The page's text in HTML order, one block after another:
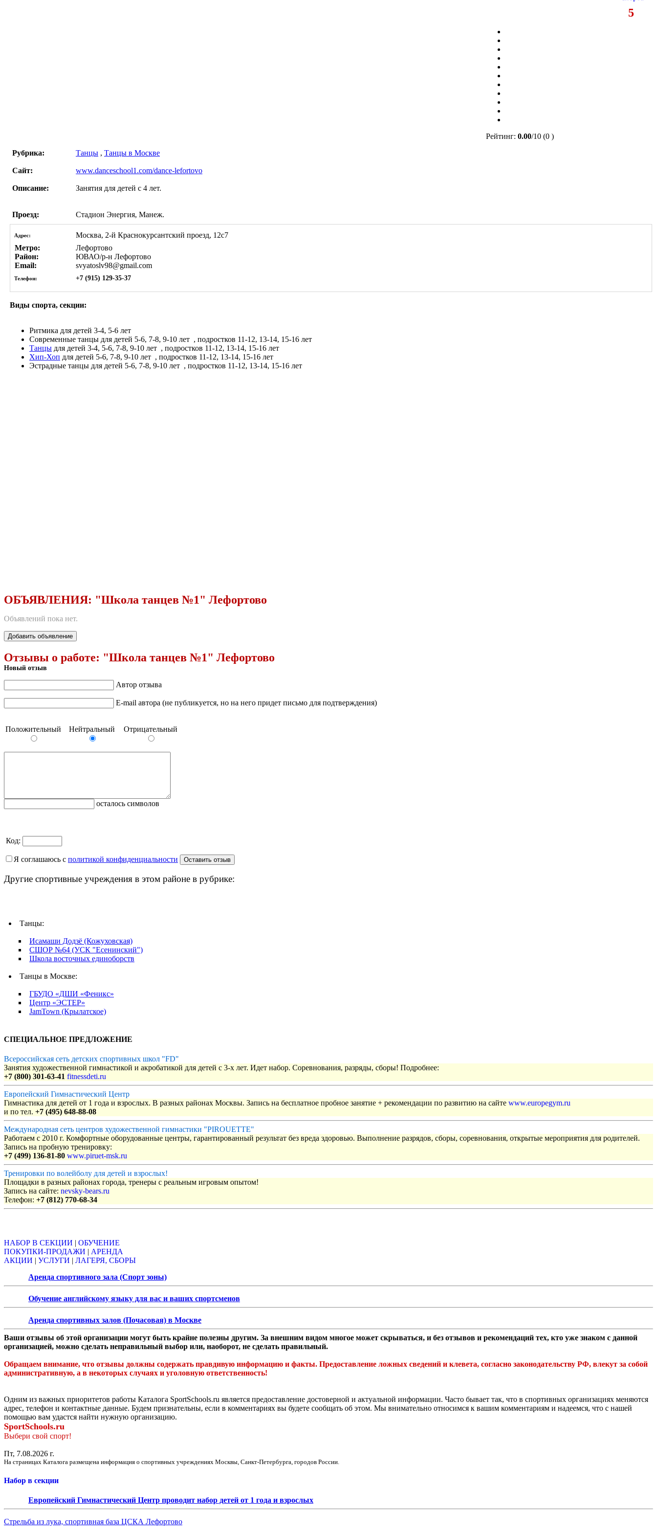
5
Рейтинг: 0.00/10 (0 )
Рубрика:
Танцы , Танцы в Москве
Сайт: www.danceschool1.com/dance-lefortovo
Описание: Занятия для детей с 4 лет.
Проезд: Стадион Энергия, Манеж.
Адрес:
Москва, 2-й Краснокурсантский проезд, 12с7
Метро:
Лефортово
Район:
ЮВАО/р-н Лефортово
Email:
svyatoslv98@gmail.com
Телефон: +7 (915) 129-35-37
Виды спорта, секции:
Ритмика для детей 3-4, 5-6 лет
Современные танцы для детей 5-6, 7-8, 9-10 лет , подростков 11-12, 13-14, 15-16 лет
Танцы для детей 3-4, 5-6, 7-8, 9-10 лет , подростков 11-12, 13-14, 15-16 лет
Хип-Хоп для детей 5-6, 7-8, 9-10 лет , подростков 11-12, 13-14, 15-16 лет
Эстрадные танцы для детей 5-6, 7-8, 9-10 лет , подростков 11-12, 13-14, 15-16 лет
ОБЪЯВЛЕНИЯ: "Школа танцев №1" Лефортово
Объявлений пока нет.
Добавить объявление
Отзывы о работе: "Школа танцев №1" Лефортово
Новый отзыв
Автор отзыва
E-mail автора (не публикуется, но на него придет письмо для подтверждения)
Положительный Нейтральный Отрицательный
осталось символов
Код:
Я соглашаюсь с политикой конфиденциальности
Другие спортивные учреждения в этом районе в рубрике:
Танцы:
Исамаши Додзё (Кожуховская)
СШОР №64 (УСК "Есенинский")
Школа восточных единоборств
Танцы в Москве:
ГБУДО «ДШИ «Феникс»
Центр «ЭСТЕР»
JamTown (Крылатское)
СПЕЦИАЛЬНОЕ ПРЕДЛОЖЕНИЕ
Всероссийская сеть детских спортивных школ "FD"
Занятия художественной гимнастикой и акробатикой для детей с 3-х лет. Идет набор. Соревнования, разряды, сборы! Подробнее:
+7 (800) 301-63-41 fitnessdeti.ru
Европейский Гимнастический Центр
Гимнастика для детей от 1 года и взрослых. В разных районах Москвы. Запись на бесплатное пробное занятие + рекомендации по развитию на сайте www.europegym.ru
и по тел. +7 (495) 648-88-08
Международная сеть центров художественной гимнастики "PIROUETTE"
Работаем с 2010 г. Комфортные оборудованные центры, гарантированный результат без вреда здоровью. Выполнение разрядов, сборы, соревнования, открытые мероприятия для родителей.
Запись на пробную тренировку:
+7 (499) 136-81-80 www.piruet-msk.ru
Тренировки по волейболу для детей и взрослых!
Площадки в разных районах города, тренеры с реальным игровым опытом!
Запись на сайте: nevsky-bears.ru
Телефон: +7 (812) 770-68-34
НАБОР В СЕКЦИИ | ОБУЧЕНИЕ
ПОКУПКИ-ПРОДАЖИ | АРЕНДА
АКЦИИ | УСЛУГИ | ЛАГЕРЯ, СБОРЫ
Аренда спортивного зала (Спорт зоны)
Обучение английскому языку для вас и ваших спортсменов
Аренда спортивных залов (Почасовая) в Москве
Ваши отзывы об этой организации могут быть крайне полезны другим. За внешним видом многое может скрываться, и без отзывов и рекомендаций тех, кто уже знаком с данной
организацией, можно сделать неправильный выбор или, наоборот, не сделать правильный.
Обращаем внимание, что отзывы должны содержать правдивую информацию и факты. Предоставление ложных сведений и клевета, согласно законодательству РФ, влекут за собой
административную, а в некоторых случаях и уголовную ответственность!
Одним из важных приоритетов работы Каталога SportSchools.ru является предоставление достоверной и актуальной информации. Часто бывает так, что в спортивных организациях меняются
адрес, телефон и контактные данные. Будем признательны, если в комментариях вы будете сообщать об этом. Мы внимательно относимся к вашим комментариям и надеемся, что с нашей
помощью вам удастся найти нужную организацию.
SportSchools.ru
Выбери свой спорт!
Пт, 7.08.2026 г.
На страницах Каталога размещена информация о спортивных учреждениях Москвы, Санкт-Петербурга, городов России.
Набор в секции
Европейский Гимнастический Центр проводит набор детей от 1 года и взрослых
Стрельба из лука, спортивная база ЦСКА Лефортово